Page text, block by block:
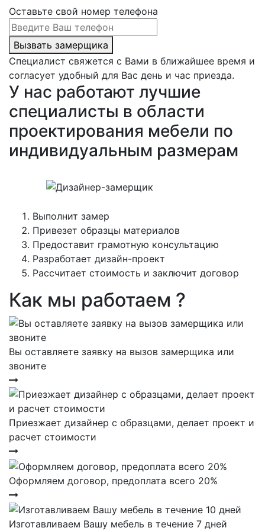
Оставьте свой номер телефона
Вызвать замерщика
Специалист свяжется с Вами в ближайшее время и
согласует удобный для Вас день и час приезда.
У нас работают лучшие
специалисты в области
проектирования мебели по
индивидуальным размерам
Выполнит замер
Привезет образцы материалов
Предоставит грамотную консультацию
Разработает дизайн-проект
Рассчитает стоимость и заключит договор
Как мы работаем ?
Вы оставляете заявку на вызов замерщика или
звоните
Приезжает дизайнер с образцами, делает проект и
расчет стоимости
Оформляем договор, предоплата всего 20%
Изготавливаем Вашу мебель в течение 7 дней